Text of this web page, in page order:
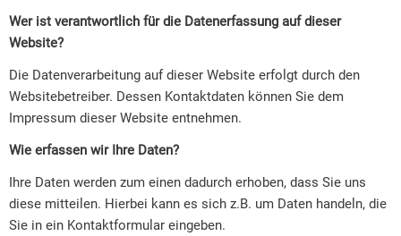
Wer ist verantwortlich für die Datenerfassung auf dieser
Website?
Die Datenverarbeitung auf dieser Website erfolgt durch den
Websitebetreiber. Dessen Kontaktdaten können Sie dem
Impressum dieser Website entnehmen.
Wie erfassen wir Ihre Daten?
Ihre Daten werden zum einen dadurch erhoben, dass Sie uns
diese mitteilen. Hierbei kann es sich z.B. um Daten handeln, die
Sie in ein Kontaktformular eingeben.